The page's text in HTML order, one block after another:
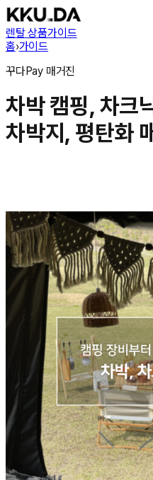
렌탈 상품가이드
홈›가이드
꾸다Pay 매거진
차박 캠핑, 차크
차박지, 평탄화